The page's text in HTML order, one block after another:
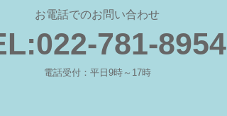
お電話でのお問い合わせ
781-8954
電話受付：平日9時～17時